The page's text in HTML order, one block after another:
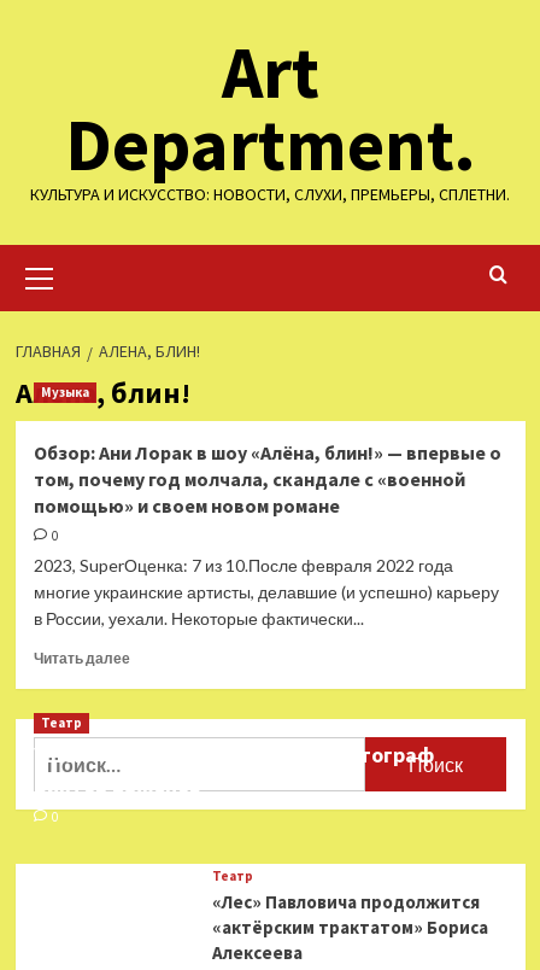
Art
Department.
КУЛЬТУРА И ИСКУССТВО: НОВОСТИ, СЛУХИ, ПРЕМЬЕРЫ, СПЛЕТНИ.
меню
ГЛАВНАЯ АЛЕНА, БЛИН!
Алена, блин!
Музыка
Обзор: Ани Лорак в шоу «Алёна, блин!» — впервые о
том, почему год молчала, скандале с «военной
помощью» и своем новом романе
0
2023, SuperОценка: 7 из 10.После февраля 2022 года
многие украинские артисты, делавшие (и успешно) карьеру
в России, уехали. Некоторые фактически...
Читать далееПрочитать
Обзор:
в
шоу
блин!»
Найти:
Театр
Ушёл из жизни театральный фотограф
Виктор Баженов
0
Театр
«Лес» Павловича продолжится
«актёрским трактатом» Бориса
Алексеева